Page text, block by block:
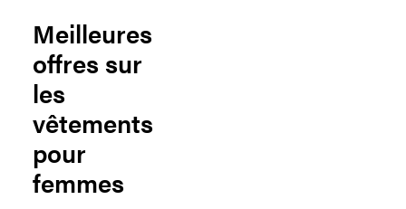
Meilleures
offres sur
les
vêtements
pour
femmes